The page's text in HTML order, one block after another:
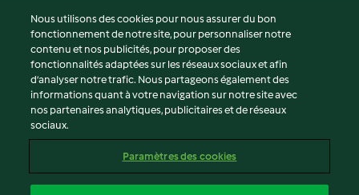
© Copyright 2026
Conditions d'utilisation
Politique de confidentialité
Non-responsabilité
Mentions légales
Contenu du rapport
Nous utilisons des cookies pour nous assurer du bon
fonctionnement de notre site, pour personnaliser notre
contenu et nos publicités, pour proposer des
fonctionnalités adaptées sur les réseaux sociaux et afin
d’analyser notre trafic. Nous partageons également des
informations quant à votre navigation sur notre site avec
nos partenaires analytiques, publicitaires et de réseaux
sociaux.
Paramètres des cookies